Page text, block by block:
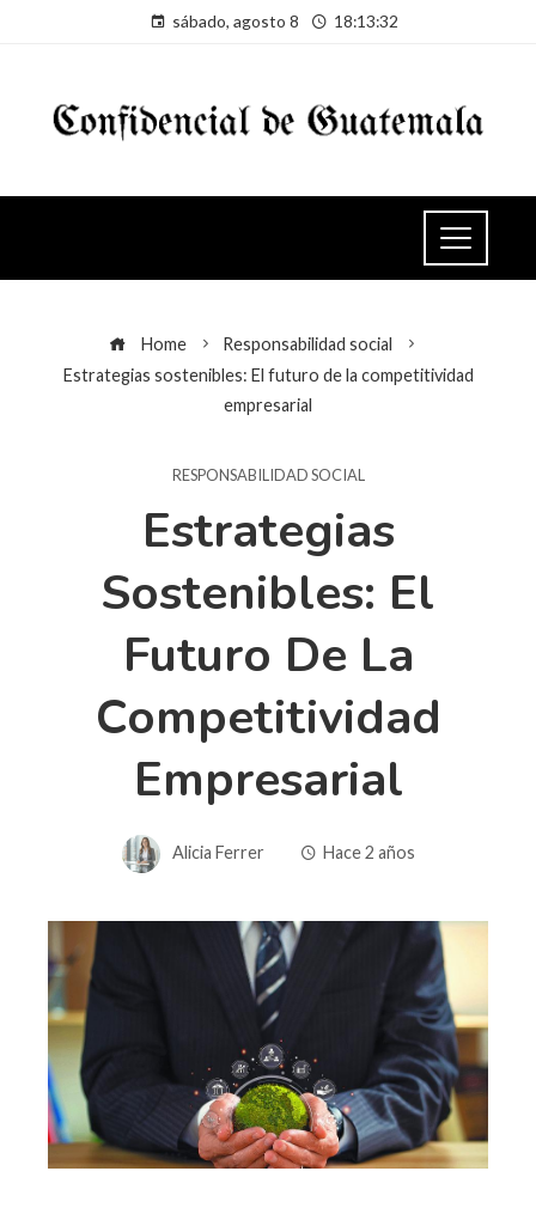
sábado, agosto 8 18:13:32
Home
Responsabilidad social
Estrategias sostenibles: El futuro de la competitividad
empresarial
RESPONSABILIDAD SOCIAL
Estrategias
Sostenibles: El
Futuro De La
Competitividad
Empresarial
Alicia Ferrer Hace 2 años